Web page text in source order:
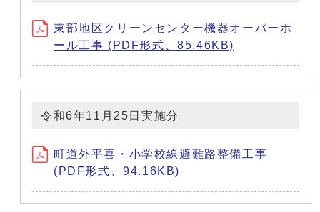
東部地区クリーンセンター機器オーバーホ
ール工事 (PDF形式、85.46KB)
令和6年11月25日実施分
町道外平喜・小学校線避難路整備工事
(PDF形式、94.16KB)